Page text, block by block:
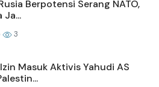
Berpotensi Serang NATO,
Ja...
3
Masuk Aktivis Yahudi AS